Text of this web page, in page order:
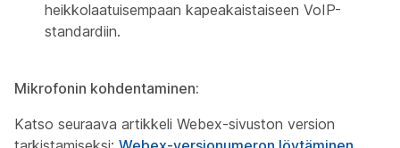
heikkolaatuisempaan kapeakaistaiseen VoIP-
standardiin.
Mikrofonin kohdentaminen:
Katso seuraava artikkeli Webex-sivuston version